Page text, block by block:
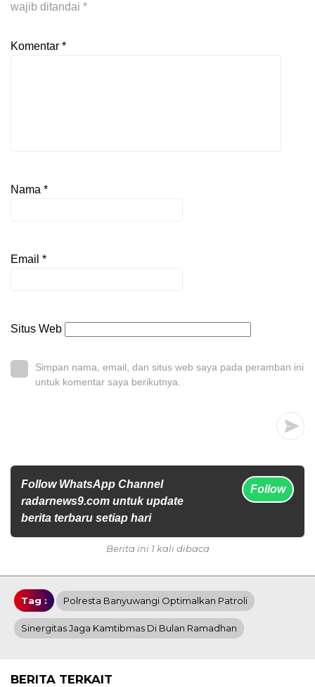
wajib ditandai *
Komentar *
Nama *
Email *
Situs Web
Simpan nama, email, dan situs web saya pada peramban ini
untuk komentar saya berikutnya.
Follow WhatsApp Channel
radarnews9.com untuk update
berita terbaru setiap hari
Follow
Berita ini 1 kali dibaca
Tag : Polresta Banyuwangi Optimalkan Patroli
Sinergitas Jaga Kamtibmas Di Bulan Ramadhan
BERITA TERKAIT